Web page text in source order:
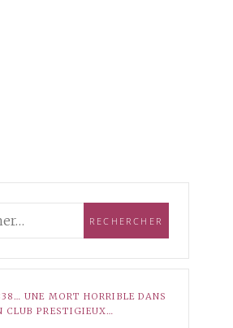
UNE MORT HORRIBLE DANS
CLUB PRESTIGIEUX…